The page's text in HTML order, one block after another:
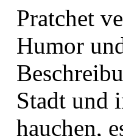
Pratchet
Humor
Stadt und
hauchen,